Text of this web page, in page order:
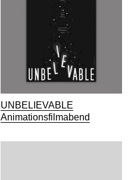
UNBELIEVABLE
Animationsfilmabend